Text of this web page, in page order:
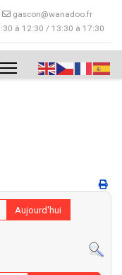
gascon@wanadoo.fr
à 12:30 / 13:30 à 17:30
Aujourd'hui